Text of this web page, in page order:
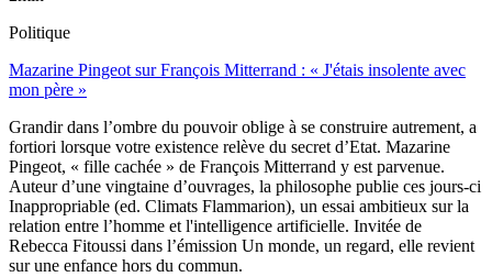
Politique
Mazarine Pingeot sur François Mitterrand : « J'étais insolente avec
mon père »
Grandir dans l’ombre du pouvoir oblige à se construire autrement, a
fortiori lorsque votre existence relève du secret d’Etat. Mazarine
Pingeot, « fille cachée » de François Mitterrand y est parvenue.
Auteur d’une vingtaine d’ouvrages, la philosophe publie ces jours-ci
Inappropriable (ed. Climats Flammarion), un essai ambitieux sur la
relation entre l’homme et l'intelligence artificielle. Invitée de
Rebecca Fitoussi dans l’émission Un monde, un regard, elle revient
sur une enfance hors du commun.